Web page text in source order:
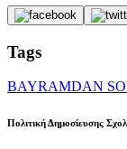
Tags
BAYRAMDAN
Πολιτική Δημοσίευσης